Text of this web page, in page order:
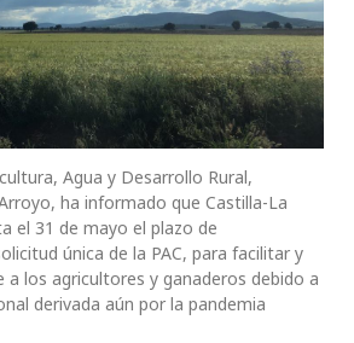
Agua y Desarrollo Rural,
ha informado que Castilla-La
el 31 de mayo el plazo de
única de la PAC, para facilitar y
los agricultores y ganaderos debido a
derivada aún por la pandemia